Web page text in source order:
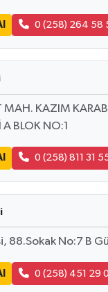
0 (258) 264 58
MAH. KAZIM
A BLOK NO:1
0 (258) 811 31
88.Sokak No:7 B
0 (258) 451 29